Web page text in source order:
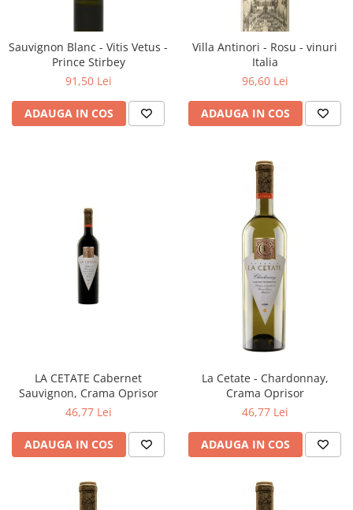
Sauvignon Blanc - Vitis Vetus -
Prince Stirbey
91,50 Lei
ADAUGA IN COS
Villa Antinori - Rosu - vinuri
Italia
96,60 Lei
ADAUGA IN COS
LA CETATE Cabernet
Sauvignon, Crama Oprisor
46,77 Lei
ADAUGA IN COS
La Cetate - Chardonnay,
Crama Oprisor
46,77 Lei
ADAUGA IN COS